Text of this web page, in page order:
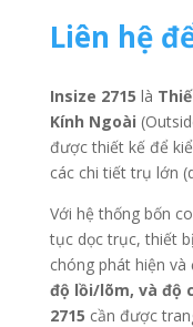
Liên hệ
Insize 2715 là
Kính Ngoài
được thiết kế để
các chi tiết trụ lớn
Với hệ thống bốn
tục dọc trục, thiết
chóng phát hiện
độ lồi/lõm, và độ
2715 cần được